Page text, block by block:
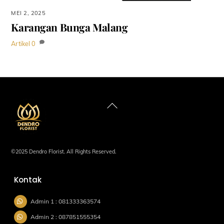
MEI 2, 2025
Karangan Bunga Malang
Artikel 0
Back
©2025 Dendro Florist. All Rights Reserved.
Kontak
Admin 1 : 081333363574
Admin 2 : 087851555354